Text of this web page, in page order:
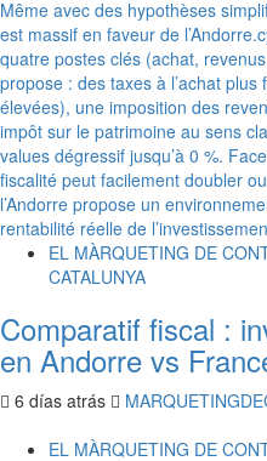
EL MÀRQUETING DE
CATALUNYA
Comparatif fiscal :
en Andorre vs
6 días atrás
EL MÀRQUETING DE